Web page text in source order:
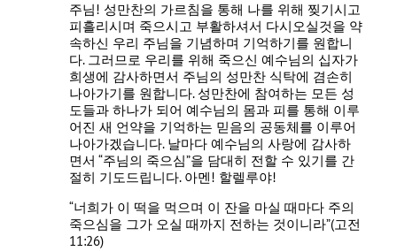
주님! 성만찬의 가르침을 통해 나를 위해 찢기시고
피흘리시며 죽으시고 부활하셔서 다시오실것을 약
속하신 우리 주님을 기념하며 기억하기를 원합니
다. 그러므로 우리를 위해 죽으신 예수님의 십자가
희생에 감사하면서 주님의 성만찬 식탁에 겸손히
나아가기를 원합니다. 성만찬에 참여하는 모든 성
도들과 하나가 되어 예수님의 몸과 피를 통해 이루
어진 새 언약을 기억하는 믿음의 공동체를 이루어
나아가겠습니다. 날마다 예수님의 사랑에 감사하
면서 “주님의 죽으심”을 담대히 전할 수 있기를 간
절히 기도드립니다. 아멘! 할렐루야!
“너희가 이 떡을 먹으며 이 잔을 마실 때마다 주의
죽으심을 그가 오실 때까지 전하는 것이니라”(고전
11:26)